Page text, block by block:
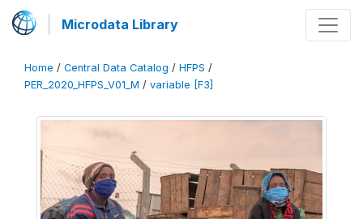
Microdata Library
Home / Central Data Catalog / HFPS /
PER_2020_HFPS_V01_M / variable [F3]